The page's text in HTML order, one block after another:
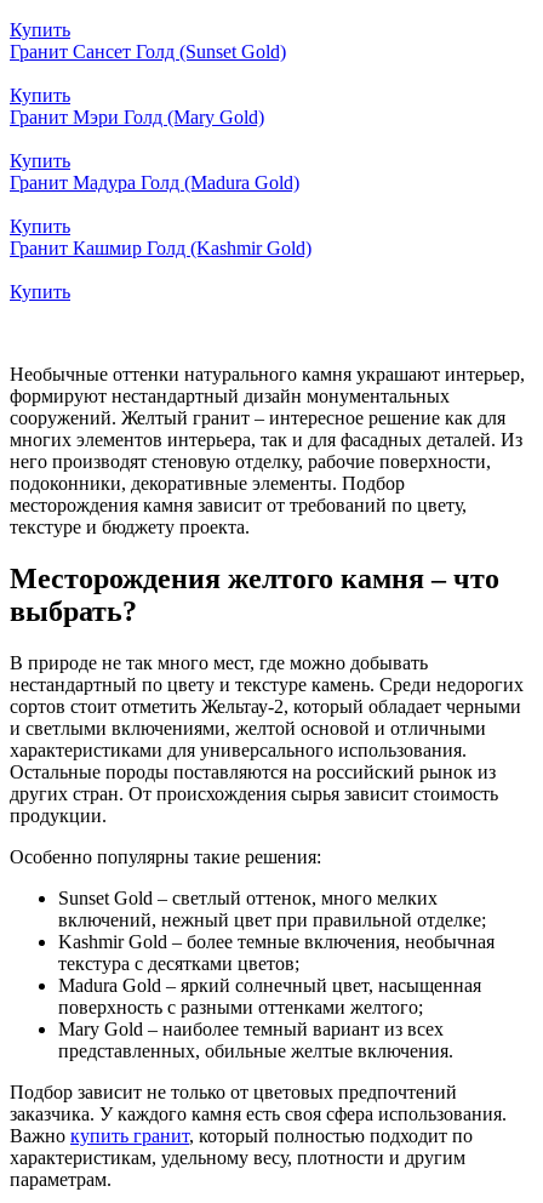
Купить
Гранит Сансет Голд (Sunset Gold)
Купить
Гранит Мэри Голд (Mary Gold)
Купить
Гранит Мадура Голд (Madura Gold)
Купить
Гранит Кашмир Голд (Kashmir Gold)
Купить
Необычные оттенки натурального камня украшают интерьер,
формируют нестандартный дизайн монументальных
сооружений. Желтый гранит – интересное решение как для
многих элементов интерьера, так и для фасадных деталей. Из
него производят стеновую отделку, рабочие поверхности,
подоконники, декоративные элементы. Подбор
месторождения камня зависит от требований по цвету,
текстуре и бюджету проекта.
Месторождения желтого камня – что
выбрать?
В природе не так много мест, где можно добывать
нестандартный по цвету и текстуре камень. Среди недорогих
сортов стоит отметить Жельтау-2, который обладает черными
и светлыми включениями, желтой основой и отличными
характеристиками для универсального использования.
Остальные породы поставляются на российский рынок из
других стран. От происхождения сырья зависит стоимость
продукции.
Особенно популярны такие решения:
Sunset Gold – светлый оттенок, много мелких
включений, нежный цвет при правильной отделке;
Kashmir Gold – более темные включения, необычная
текстура с десятками цветов;
Madura Gold – яркий солнечный цвет, насыщенная
поверхность с разными оттенками желтого;
Mary Gold – наиболее темный вариант из всех
представленных, обильные желтые включения.
Подбор зависит не только от цветовых предпочтений
заказчика. У каждого камня есть своя сфера использования.
Важно купить гранит, который полностью подходит по
характеристикам, удельному весу, плотности и другим
параметрам.